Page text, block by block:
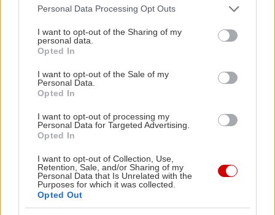
Please note that this website/app uses one or more Google
not limited to your visit or usage behaviour. You may click to
grant or deny consent to Google and its third-party tags to
use your data for below specified purposes in below Google
consent section.
Personal Data Processing Opt Outs
I want to opt-out of the Sharing of my
personal data.
Opted In
I want to opt-out of the Sale of my
Personal Data.
Opted In
I want to opt-out of processing my
Personal Data for Targeted Advertising.
Opted In
I want to opt-out of Collection, Use,
Retention, Sale, and/or Sharing of my
Personal Data that Is Unrelated with the
Purposes for which it was collected.
Opted Out